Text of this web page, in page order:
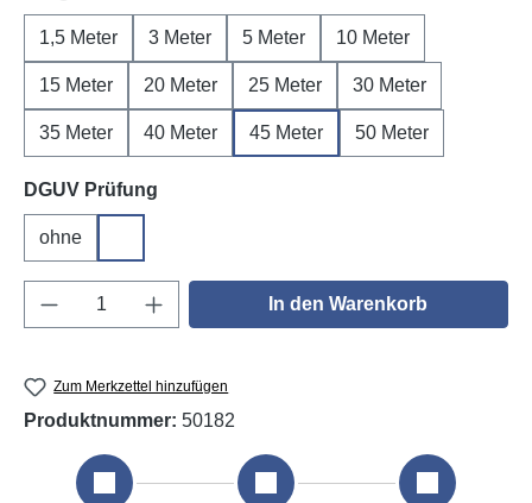
1,5 Meter 3 Meter 5 Meter 10 Meter
15 Meter 20 Meter 25 Meter 30 Meter
35 Meter 40 Meter 45 Meter 50 Meter
DGUV Prüfung
ohne
Produkt Anzahl: Gib den gewünschten
In den Warenkorb
Zum Merkzettel hinzufügen
Produktnummer: 50182